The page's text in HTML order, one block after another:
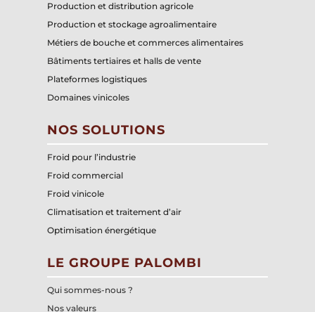
Production et distribution agricole
Production et stockage agroalimentaire
Métiers de bouche et commerces alimentaires
Bâtiments tertiaires et halls de vente
Plateformes logistiques
Domaines vinicoles
NOS SOLUTIONS
Froid pour l’industrie
Froid commercial
Froid vinicole
Climatisation et traitement d’air
Optimisation énergétique
LE GROUPE PALOMBI
Qui sommes-nous ?
Nos valeurs